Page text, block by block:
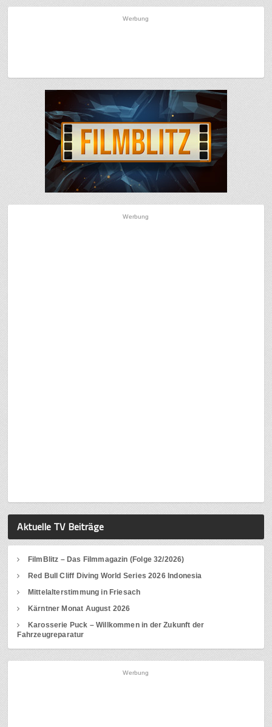
Werbung
Werbung
Aktuelle TV Beiträge
FilmBlitz – Das Filmmagazin (Folge 32/2026)
Red Bull Cliff Diving World Series 2026 Indonesia
Mittelalterstimmung in Friesach
Kärntner Monat August 2026
Karosserie Puck – Willkommen in der Zukunft der
Fahrzeugreparatur
Werbung